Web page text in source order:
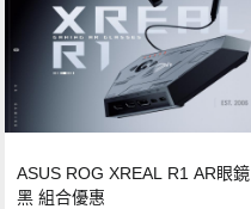
ASUS ROG XREAL R1 AR眼鏡
黑 組合優惠